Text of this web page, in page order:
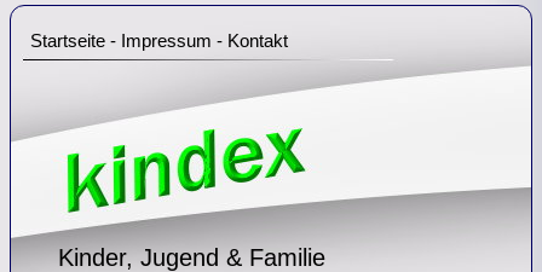
Kinder, Jugend & Familie
Startseite - Impressum - Kontakt